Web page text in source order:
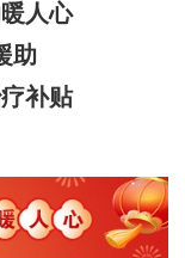
人心
助
补贴